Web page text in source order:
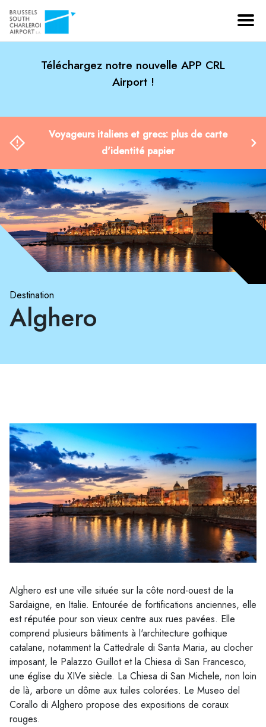
Téléchargez notre nouvelle APP CRL
Airport !
Voyageurs italiens et grecs: plus de carte
d'identité papier
Destination
Alghero
Alghero est une ville située sur la côte nord-ouest de la
Sardaigne, en Italie. Entourée de fortifications anciennes, elle
est réputée pour son vieux centre aux rues pavées. Elle
comprend plusieurs bâtiments à l'architecture gothique
catalane, notamment la Cattedrale di Santa Maria, au clocher
imposant, le Palazzo Guillot et la Chiesa di San Francesco,
une église du XIVe siècle. La Chiesa di San Michele, non loin
de là, arbore un dôme aux tuiles colorées. Le Museo del
Corallo di Alghero propose des expositions de coraux
rouges.